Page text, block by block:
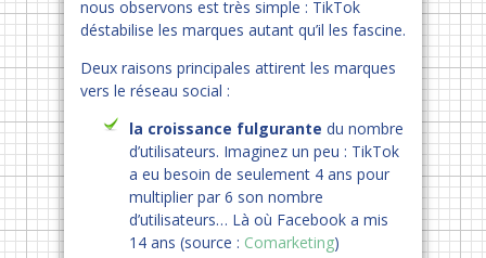
nous observons est très simple : TikTok
déstabilise les marques autant qu’il les fascine.
Deux raisons principales attirent les marques
vers le réseau social :
la croissance fulgurante du nombre
d’utilisateurs. Imaginez un peu : TikTok
a eu besoin de seulement 4 ans pour
multiplier par 6 son nombre
d’utilisateurs… Là où Facebook a mis
14 ans (source : Comarketing)